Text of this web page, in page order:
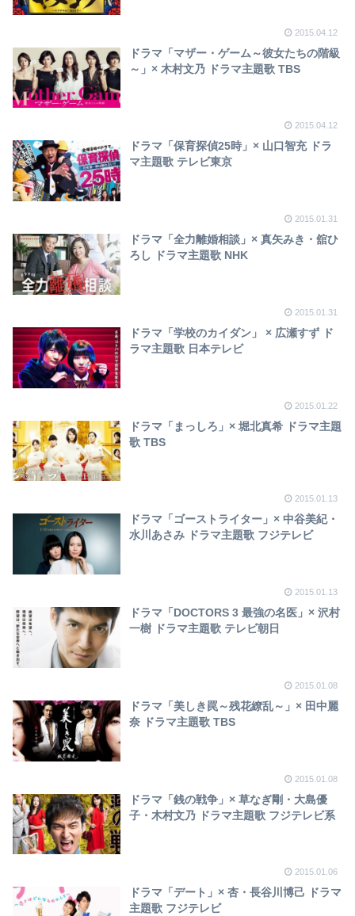
2015.04.12
ドラマ「マザー・ゲーム～彼女たちの階級
～」× 木村文乃 ドラマ主題歌 TBS
2015.04.12
ドラマ「保育探偵25時」× 山口智充 ドラ
マ主題歌 テレビ東京
2015.01.31
ドラマ「全力離婚相談」× 真矢みき・舘ひ
ろし ドラマ主題歌 NHK
2015.01.31
ドラマ「学校のカイダン」 × 広瀬すず ド
ラマ主題歌 日本テレビ
2015.01.22
ドラマ「まっしろ」× 堀北真希 ドラマ主題
歌 TBS
2015.01.13
ドラマ「ゴーストライター」× 中谷美紀・
水川あさみ ドラマ主題歌 フジテレビ
2015.01.13
ドラマ「DOCTORS 3 最強の名医」× 沢村
一樹 ドラマ主題歌 テレビ朝日
2015.01.08
ドラマ「美しき罠～残花繚乱～」× 田中麗
奈 ドラマ主題歌 TBS
2015.01.08
ドラマ「銭の戦争」× 草なぎ剛・大島優
子・木村文乃 ドラマ主題歌 フジテレビ系
2015.01.06
ドラマ「デート」× 杏・長谷川博己 ドラマ
主題歌 フジテレビ